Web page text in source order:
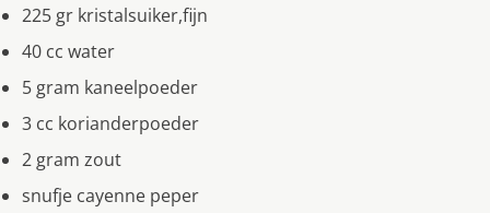
225 gr kristalsuiker,fijn
40 cc water
5 gram kaneelpoeder
3 cc korianderpoeder
2 gram zout
snufje cayenne peper